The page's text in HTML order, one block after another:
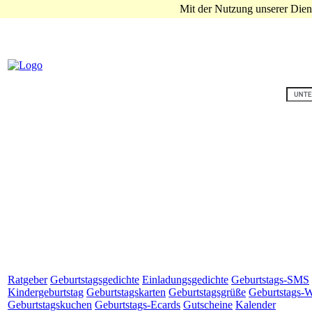
Ratgeber Geburtstagsgedichte Einladungsgedichte Geburtstags-SMS
Kindergeburtstag Geburtstagskarten Geburtstagsgrüße Geburtstags-
Geburtstagskuchen Geburtstags-Ecards Gutscheine Kalender
Mit der Nutzung unserer